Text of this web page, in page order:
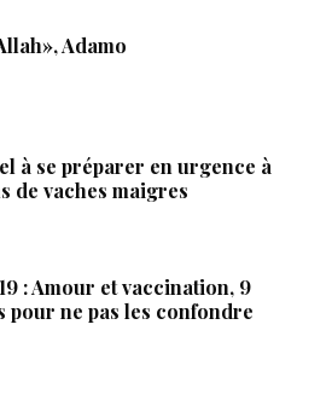
Adamo
à se préparer en urgence à
de vaches maigres
: Amour et vaccination, 9
pour ne pas les confondre